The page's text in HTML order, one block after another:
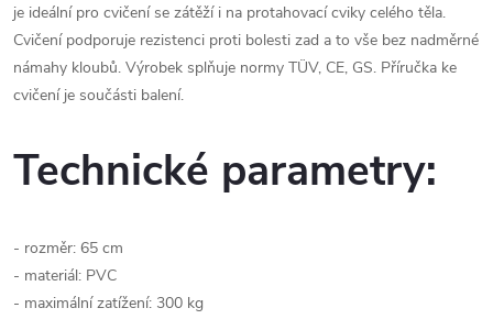
je ideální pro cvičení se zátěží i na protahovací cviky celého těla.
Cvičení podporuje rezistenci proti bolesti zad a to vše bez nadměrné
námahy kloubů. Výrobek splňuje normy TÜV, CE, GS. Příručka ke
cvičení je součásti balení.
Technické parametry:
- rozměr: 65 cm
- materiál: PVC
- maximální zatížení: 300 kg